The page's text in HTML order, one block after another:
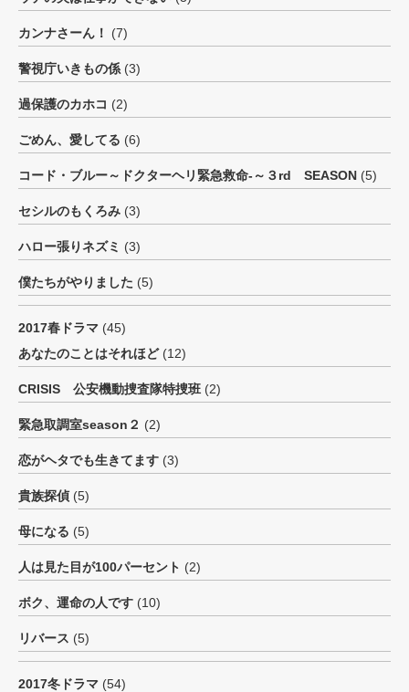
カンナさーん！ (7)
警視庁いきもの係 (3)
過保護のカホコ (2)
ごめん、愛してる (6)
コード・ブルー～ドクターヘリ緊急救命-～３rd SEASON (5)
セシルのもくろみ (3)
ハロー張りネズミ (3)
僕たちがやりました (5)
2017春ドラマ (45)
あなたのことはそれほど(12)
CRISIS 公安機動捜査隊特捜班 (2)
緊急取調室season２ (2)
恋がヘタでも生きてます (3)
貴族探偵 (5)
母になる (5)
人は見た目が100パーセント (2)
ボク、運命の人です (10)
リバース (5)
2017冬ドラマ (54)